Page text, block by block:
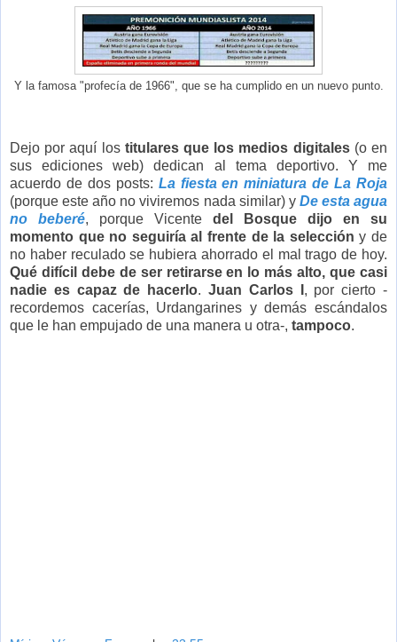
Y la famosa "profecía de 1966", que se ha cumplido en un nuevo punto.
Dejo por aquí los titulares que los medios digitales(o en
sus ediciones web) dedican al tema deportivo. Y me
acuerdo de dos posts: La fiesta en miniatura de La Roja
(porque este año no viviremos nada similar) y De esta agua
no beberé, porque Vicente del Bosque dijo en su
momento que no seguiría al frente de la selección y de
no haber reculado se hubiera ahorrado el mal trago de hoy.
Qué difícil debe de ser retirarse en lo más alto, que casi
nadie es capaz de hacerlo.Juan Carlos I , por cierto -
recordemos cacerías, Urdangarines y demás escándalos
que le han empujado de una manera u otra-, tampoco.